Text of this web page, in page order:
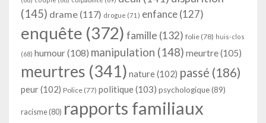
(145) drame (117) drogue (71) enfance(127)
enquête (372) famille (132) folie (78) huis-clos
(68) humour(108) manipulation (148) meurtre(105)
meurtres (341) nature(102) passé (186)
peur(102) Police (77) politique(103) psychologique(89)
racisme (80) rapports familiaux